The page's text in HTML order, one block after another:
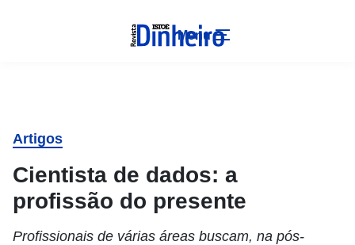
Menu
Artigos
Cientista de dados: a
profissão do presente
Profissionais de várias áreas buscam, na pós-